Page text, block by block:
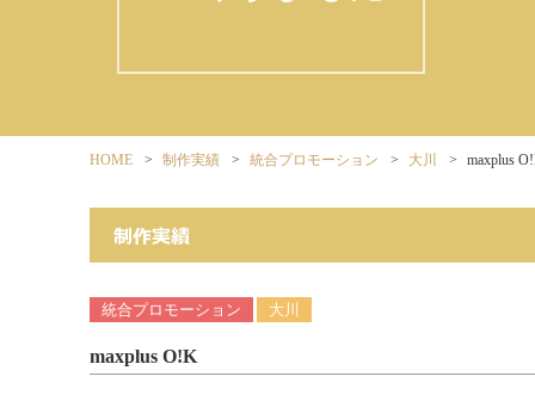
HOME > 制作実績 > 統合プロモーション > 大川 > maxplus
統合プロモーション 大川
maxplus O!K